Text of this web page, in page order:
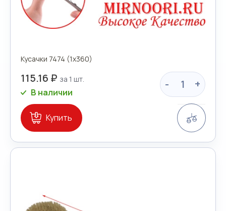
Кусачки 7474 (1х360)
115.16 ₽ - +
В наличии
Купить